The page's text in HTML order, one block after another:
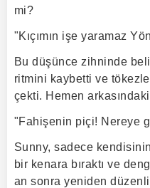
mi?
"Kıçımın işe yaramaz
Bu düşünce zihninde
ritmini kaybetti ve
çekti. Hemen arkasındaki
"Fahişenin piçi! Nereye
Sunny, sadece
bir kenara bıraktı ve
an sonra yeniden